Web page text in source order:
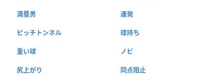
満塁男 連発
ピッチトンネル 球持ち
重い球 ノビ
尻上がり 同点阻止